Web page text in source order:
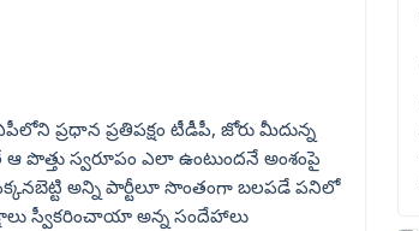
ప్రధాన ప్రతిపక్షం టీడీపీ, జోరు మీదున్న
స్వరూపం ఎలా ఉంటుందనే అంశంపై
అన్ని పార్టీలూ సొంతంగా బలపడే పనిలో
స్వీకరించాయా అన్న సందేహాలు